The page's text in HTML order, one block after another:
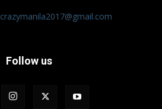
crazymanila2017@gmail.com
Follow us